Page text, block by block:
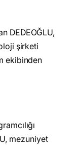
DEDEOĞLU,
şirketi
ekibinden
mezuniyet